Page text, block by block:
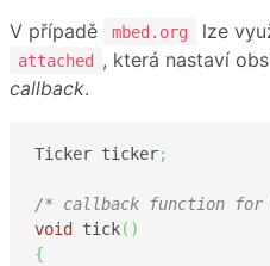
V případě
mbed.org lze
attached , která nastaví
callback.
Ticker ticker;
/* callback function for
void
tick( )
{